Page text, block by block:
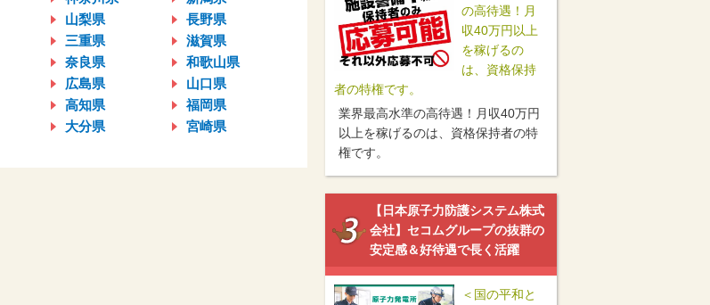
山梨県
長野県
三重県
滋賀県
奈良県
和歌山県
広島県
山口県
高知県
福岡県
大分県
宮崎県
の高待遇！月
収40万円以上
を稼げるの
は、資格保持
者の特権です。
業界最高水準の高待遇！月収40万円
以上を稼げるのは、資格保持者の特
権です。
【日本原子力防護システム株式
会社】セコムグループの抜群の
安定感＆好待遇で長く活躍
＜国の平和と